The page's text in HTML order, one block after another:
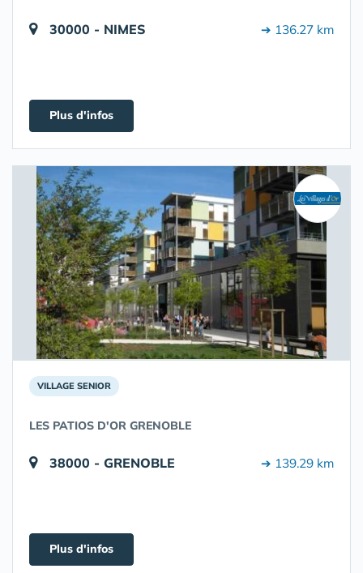
30000 - NIMES ➔ 136.27 km
Plus d'infos
VILLAGE SENIOR
LES PATIOS D'OR GRENOBLE
38000 - GRENOBLE ➔ 139.29 km
Plus d'infos